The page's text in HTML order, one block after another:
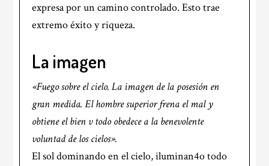
expresa por un camino controlado. Esto trae
extremo éxito y riqueza.
La imagen
«Fuego sobre el cielo. La imagen de la posesión en
gran medida. El hombre superior frena el mal y
obtiene el bien v todo obedece a la benevolente
voluntad de los cielos».
El sol dominando en el cielo, iluminan4o todo